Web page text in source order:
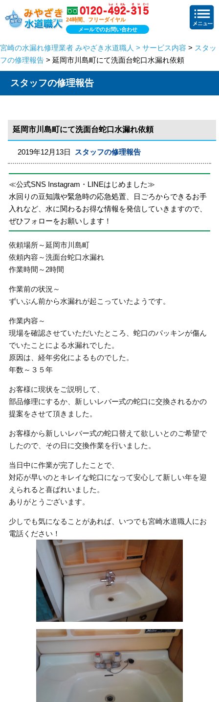
24時間、フリーダイヤル
メールでのお問い合わせ
宮崎の水漏れ修理業者 みやざき水道職人 > サービス内容 > スタッ
フの修理報告 > 延岡市川島町にて洗面台蛇口水漏れ依頼
スタッフの修理報告
延岡市川島町にて洗面台蛇口水漏れ依頼
2019年12月13日 スタッフの修理報告
≪公式SNS Instagram・LINEはじめました≫
水回りの豆知識や緊急時の応急処置、日ごろからできるお手
入れなど、水に関わるお得な情報を発信していきますので、
ぜひフォローをお願いします！
依頼場所～延岡市川島町
依頼内容～洗面台蛇口水漏れ
作業時間～2時間
作業前の状況～
ずいぶん前から水漏れが起こっていたようです。
作業内容～
現場を確認させていただいたところ、蛇口のパッキンが傷ん
でいたことによる水漏れでした。
原因は、経年劣化によるものでした。
年数～３５年
お客様に現状をご説明して、
部品修理にするか、新しいレバー式の蛇口に交換されるかの
提案をさせて頂きました。
お客様から新しいレバー式の蛇口替えて欲しいとのご希望で
したので、その日に交換作業を行いました。
当日中に作業が完了したことで、
対応が早いのとキレイな蛇口になって安心して新しい年を迎
えられると喜ばれいました。
ありがとうございます。
少しでも気になることがあれば、いつでも宮崎水道職人にお
電話ください！